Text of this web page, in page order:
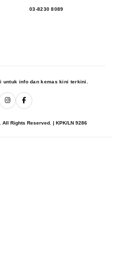
03-8230 8089
info dan kemas kini terkini.
Rights Reserved. | KPK/LN 9286